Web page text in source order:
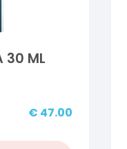
30 ML
€ 47.00